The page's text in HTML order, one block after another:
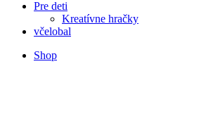
Pre deti
Kreatívne hračky
včelobal
Shop